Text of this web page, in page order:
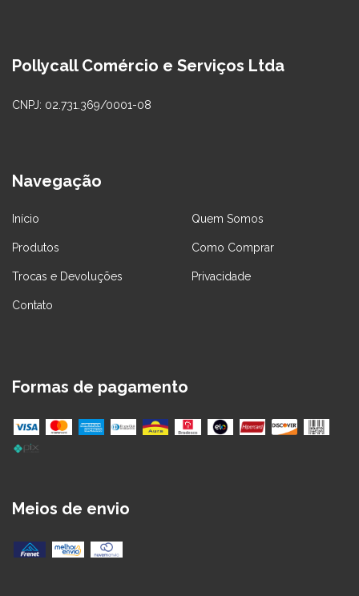
Pollycall Comércio e Serviços Ltda
CNPJ: 02.731.369/0001-08
Navegação
Início Quem Somos
Produtos Como Comprar
Trocas e Devoluções Privacidade
Contato
Formas de pagamento
Meios de envio